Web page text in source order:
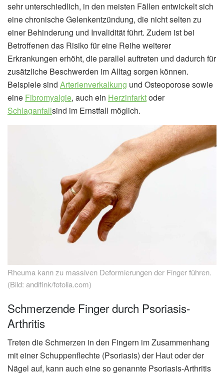
sehr unterschiedlich, in den meisten Fällen entwickelt sich
eine chronische Gelenkentzündung, die nicht selten zu
einer Behinderung und Invalidität führt. Zudem ist bei
Betroffenen das Risiko für eine Reihe weiterer
Erkrankungen erhöht, die parallel auftreten und dadurch für
zusätzliche Beschwerden im Alltag sorgen können.
Beispiele sind Arterienverkalkung und Osteoporose sowie
eine Fibromyalgie, auch ein Herzinfarktoder
Schlaganfallsind im Ernstfall möglich.
Rheuma kann zu massiven Deformierungen der Finger führen.
(Bild: andifink/fotolia.com)
Schmerzende Finger durch Psoriasis-
Arthritis
Treten die Schmerzen in den Fingern im Zusammenhang
mit einer Schuppenflechte (Psoriasis) der Haut oder der
Nägel auf, kann auch eine so genannte Psoriasis-Arthritis